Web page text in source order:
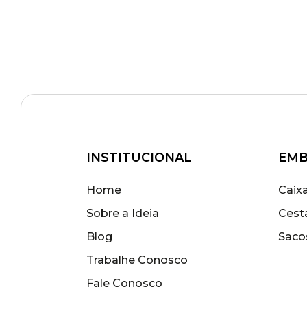
INSTITUCIONAL
Home
Sobre a Ideia
Blog
Trabalhe Conosco
Fale Conosco